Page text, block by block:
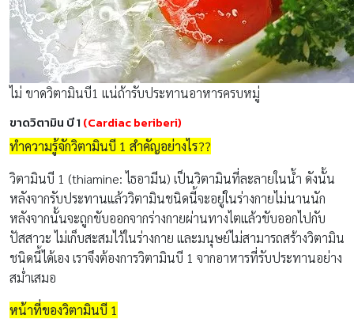
ไม่ ขาดวิตามินบี1 แน่ถ้ารับประทานอาหารครบหมู่
ขาดวิตามิน บี 1 (Cardiac beriberi)
ทำความรู้จักวิตามินบี 1 สำคัญอย่างไร??
วิตามินบี 1 (thiamine: ไธอามีน) เป็นวิตามินที่ละลายในน้ำ ดังนั้น
หลังจากรับประทานแล้ววิตามินชนิดนี้จะอยู่ในร่างกายไม่นานนัก
หลังจากนั้นจะถูกขับออกจากร่างกายผ่านทางไตแล้วขับออกไปกับ
ปัสสาวะ ไม่เก็บสะสมไว้ในร่างกาย และมนุษย์ไม่สามารถสร้างวิตามิน
ชนิดนี้ได้เอง เราจึงต้องการวิตามินบี 1 จากอาหารที่รับประทานอย่าง
สม่ำเสมอ
หน้าที่ของวิตามินบี 1